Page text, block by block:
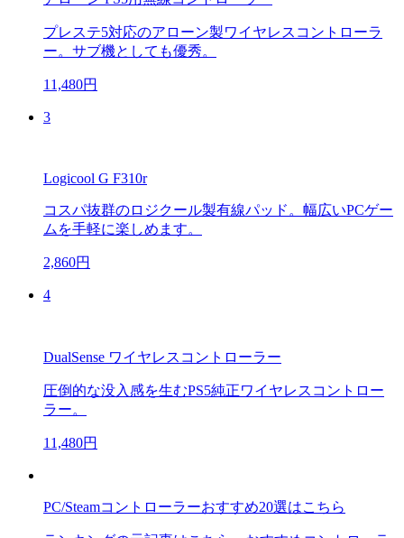
プレステ5対応のアローン製ワイヤレスコントローラ
ー。サブ機としても優秀。
11,480円
3
Logicool G F310r
コスパ抜群のロジクール製有線パッド。幅広いPCゲー
ムを手軽に楽しめます。
2,860円
4
DualSense ワイヤレスコントローラー
圧倒的な没入感を生むPS5純正ワイヤレスコントロー
ラー。
11,480円
PC/Steamコントローラーおすすめ20選はこちら